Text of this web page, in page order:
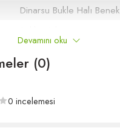
Dinarsu Bukle Halı
%80PP %20Pa
5.5 mm. (± %5)
Devamını oku
(0)
0 incelemesi